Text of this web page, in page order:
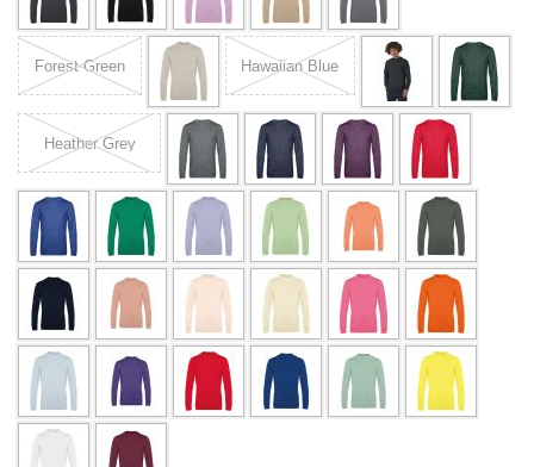
Forest Green Hawaiian Blue
Heather Grey